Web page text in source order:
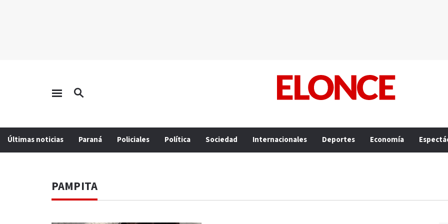
Últimas noticias Paraná Policiales Política Sociedad Internacionales Deportes Economía
PAMPITA